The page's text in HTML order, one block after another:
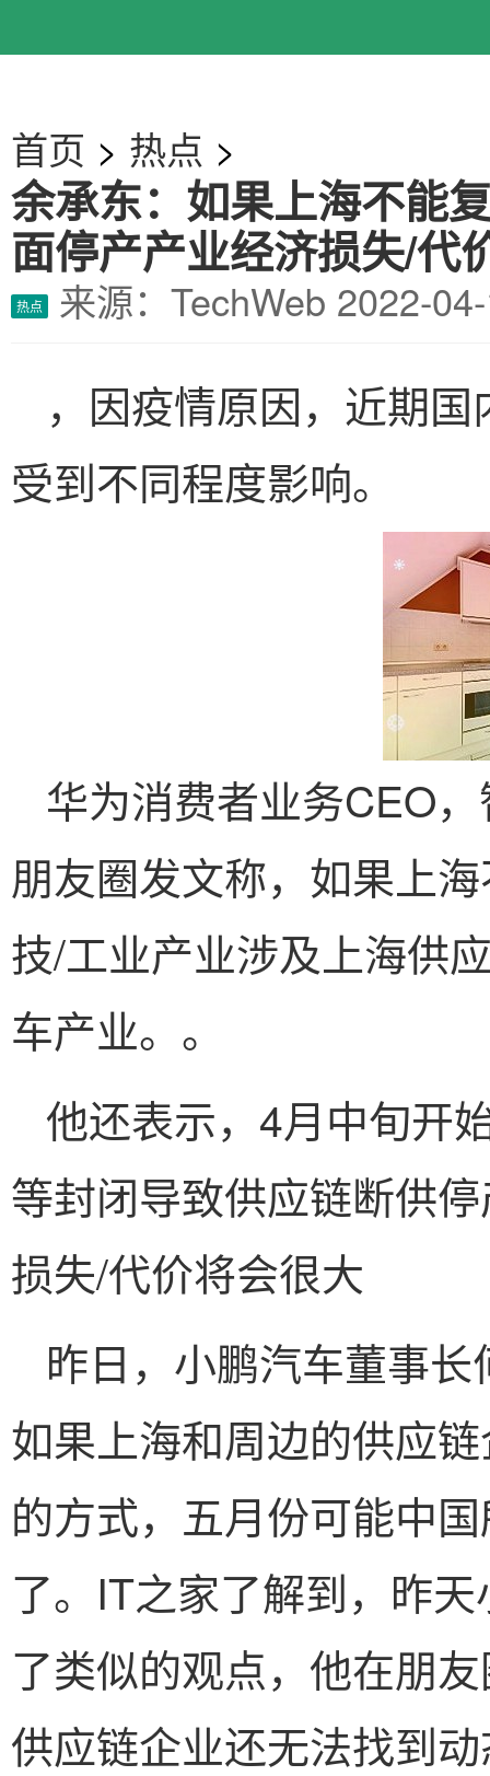
首页 > 热点 >
余承东：如果上海不能
面停产产业经济损失/代
热点 来源：TechWeb 2022-
，因疫情原因，近期
受到不同程度影响。
华为消费者业务CEO
朋友圈发文称，如果上
技/工业产业涉及上海供
车产业。。
他还表示，4月中旬开
等封闭导致供应链断供
损失/代价将会很大
昨日，小鹏汽车董事
如果上海和周边的供应
的方式，五月份可能中
了。IT之家了解到，昨
了类似的观点，他在朋
供应链企业还无法找到